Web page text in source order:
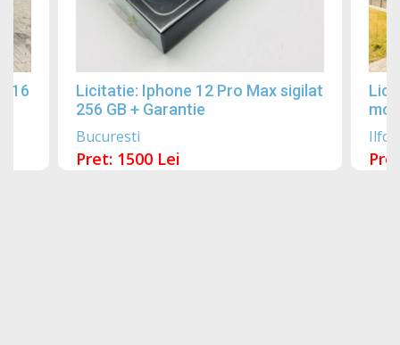
Licitatie: Iphone 12 Pro Max sigilat
256 GB + Garantie
Bucuresti
Pret: 1500 Lei
Ilfov